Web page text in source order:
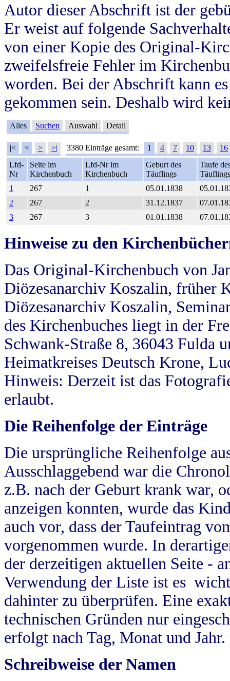
Autor dieser Abschrift ist der
Er weist auf folgende
von einer Kopie des Original-
zweifelsfreie Fehler im
worden. Bei der Abschrift kann
gekommen sein. Deshalb wird
Alles Suchen Auswahl Detail
|< < > >| 3380 Einträge gesamt: 1 4 7 10 13
16
Lfd-
Nr
Seite im
Kirchenbuch
Lfd-Nr im
Kirchenbuch
Geburt des
Täuflings
Taufe
Täuflings
1
267 1 05.01.1838
2
267 2 31.12.1837
3
267 3 01.01.1838
Hinweise zu den
Das Original-Kirchenbuch von
Diözesanarchiv Koszalin, früher
Diözesanarchiv Koszalin,
des Kirchenbuches liegt in der
Schwank-Straße 8, 36043 Fulda
Heimatkreises Deutsch Krone,
Hinweis: Derzeit ist das
erlaubt.
Die Reihenfolge der Einträge
Die ursprüngliche Reihenfolge
Ausschlaggebend war die
z.B. nach der Geburt krank war,
anzeigen konnten, wurde das
auch vor, dass der Taufeintrag
vorgenommen wurde. In
der derzeitigen aktuellen Seite -
Verwendung der Liste ist es
dahinter zu überprüfen. Eine
technischen Gründen nur
erfolgt nach Tag, Monat und Jahr.
Schreibweise der Namen